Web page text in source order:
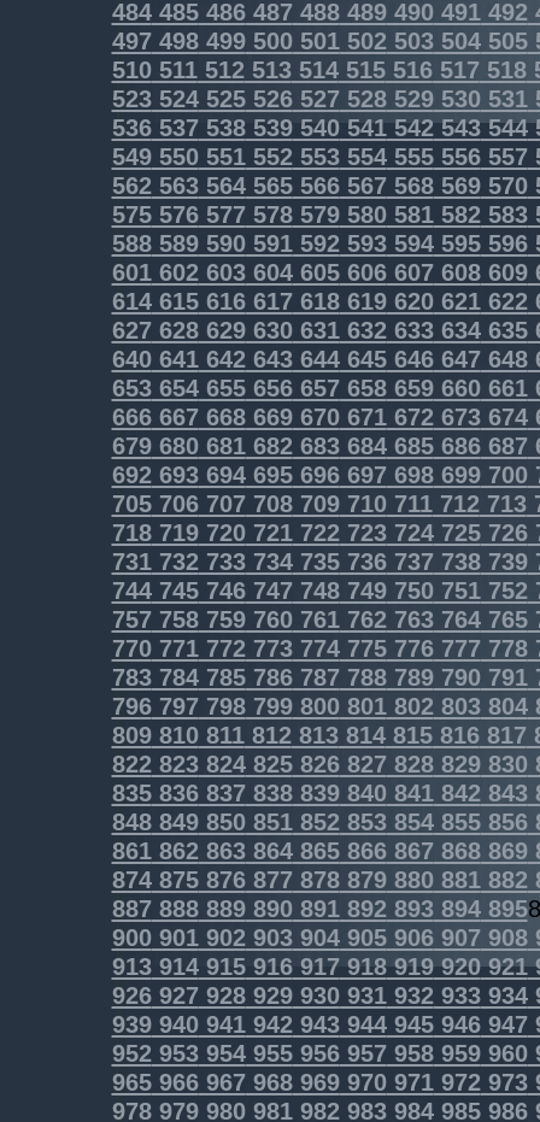
484485486487 488489490491492
497498499500501502503504505
510511512513514515516517 518
523524525526527 528529530 531
536537538539540541542543544
549550551552553554555556557
562563564565566567568569570
575576577578579580581582583
588589590591592593594595596
601602603604605606607608609
614615616617618619620621622
627628629630631632633634635
640641642643644645646647648
653654655656657658659660661
666667668669670671672673674
679680681682683684685686687
692693694695696697698699700
705706707708709710711712713
718719720721722723724725726
731732733734735736737 738739
744745746747748749750751752
757758759760761762763764765
770771772773774775776777 778
783784785786787788789790791
796797798799800801802803804
809810811812813814815816817
822823824825826827 828829830
835836837838839840841842843
848849850851852853854855856
861862863864865866867 868869
874875876877 878879880 881882
887888889890891892893894895
900901902903904905906907 908
913914915916917918919920921
926927928929930931932933934
939940941942943944945946947
952953954955956957958959960
965966967968969970971972973
978979980981982983984985986